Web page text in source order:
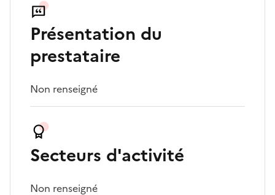
Présentation du
prestataire
Non renseigné
Secteurs d'activité
Non renseigné